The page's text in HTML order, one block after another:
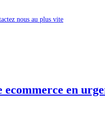
nous au plus vite
en